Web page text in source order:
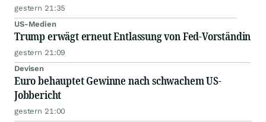
gestern 21:35
US-Medien
Trump erwägt erneut Entlassung von Fed-Vorständin
gestern 21:09
Devisen
Euro behauptet Gewinne nach schwachem US-
Jobbericht
gestern 21:00